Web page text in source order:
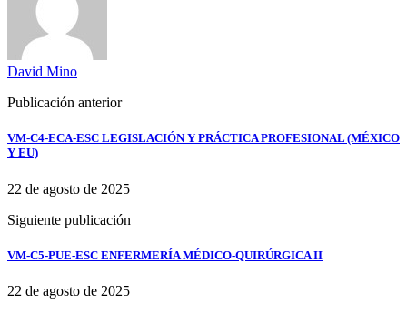
David Mino
Publicación anterior
VM-C4-ECA-ESC LEGISLACIÓN Y PRÁCTICA PROFESIONAL (MÉXICO
Y EU)
22 de agosto de 2025
Siguiente publicación
VM-C5-PUE-ESC ENFERMERÍA MÉDICO-QUIRÚRGICA II
22 de agosto de 2025